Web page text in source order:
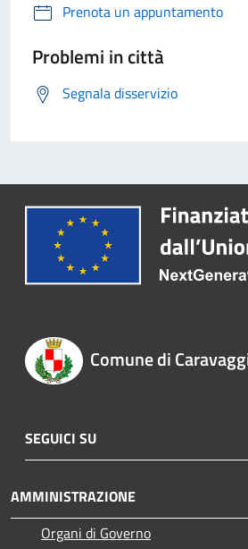
Prenota un appuntamento
Problemi in città
Segnala disservizio
Comune di
SEGUICI SU
AMMINISTRAZIONE
Organi di Governo